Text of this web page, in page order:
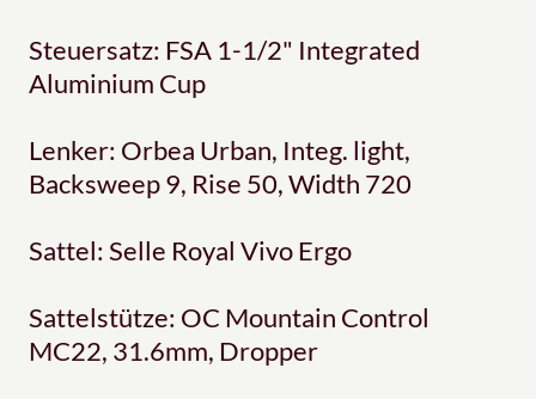
Steuersatz: FSA 1-1/2" Integrated
Aluminium Cup
Lenker: Orbea Urban, Integ. light,
Backsweep 9, Rise 50, Width 720
Sattel: Selle Royal Vivo Ergo
Sattelstütze: OC Mountain Control
MC22, 31.6mm, Dropper